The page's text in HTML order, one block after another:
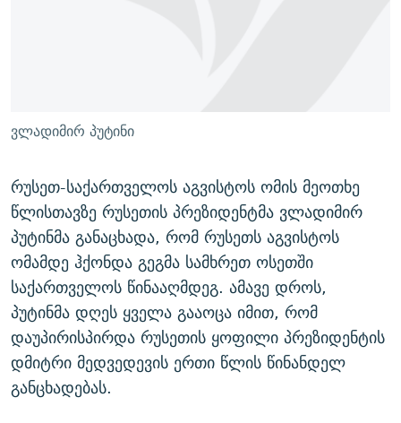
ᲘᲛᲞᲔᲠᲘᲐ ᲓᲐ ᲠᲐᲓᲘᲝ
ᲑᲐᲕᲨᲕᲔᲑᲘ ᲞᲠᲝᲡᲢᲘᲢᲣᲪᲘᲐᲨᲘ - ᲐᲛᲝᲣᲗᲥᲛᲔᲚᲘ ᲐᲛᲑᲐᲕᲘ
5 ᲐᲛᲑᲐᲕᲘ - 20 ᲘᲕᲜᲘᲡᲡ ᲓᲐᲨᲐᲕᲔᲑᲣᲚᲔᲑᲘ
ᲐᲒᲕᲘᲡᲢᲝᲡ ᲝᲛᲘ
ПРИВЕТ ᲙᲣᲚᲢᲣᲠᲐ
რთე/რთ-ის ყველა საიტი
ვლადიმირ პუტინი
რუსეთ-საქართველოს აგვისტოს ომის მეოთხე
წლისთავზე რუსეთის პრეზიდენტმა ვლადიმირ
პუტინმა განაცხადა, რომ რუსეთს აგვისტოს
ომამდე ჰქონდა გეგმა სამხრეთ ოსეთში
საქართველოს წინააღმდეგ. ამავე დროს,
პუტინმა დღეს ყველა გააოცა იმით, რომ
დაუპირისპირდა რუსეთის ყოფილი პრეზიდენტის
დმიტრი მედვედევის ერთი წლის წინანდელ
განცხადებას.